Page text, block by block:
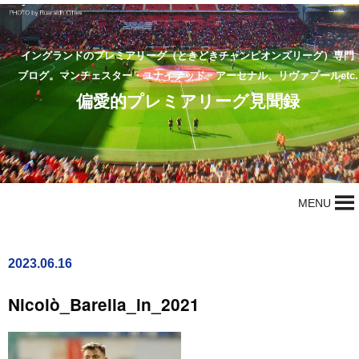
イングランドのプレミアリーグ（ときどきチャンピオンズリーグ）専門
ブログ。マンチェスター・ユナイテッド、アーセナル、リヴァプールetc.
偏愛的プレミアリーグ見聞録
MENU
2023.06.16
Nicolò_Barella_in_2021